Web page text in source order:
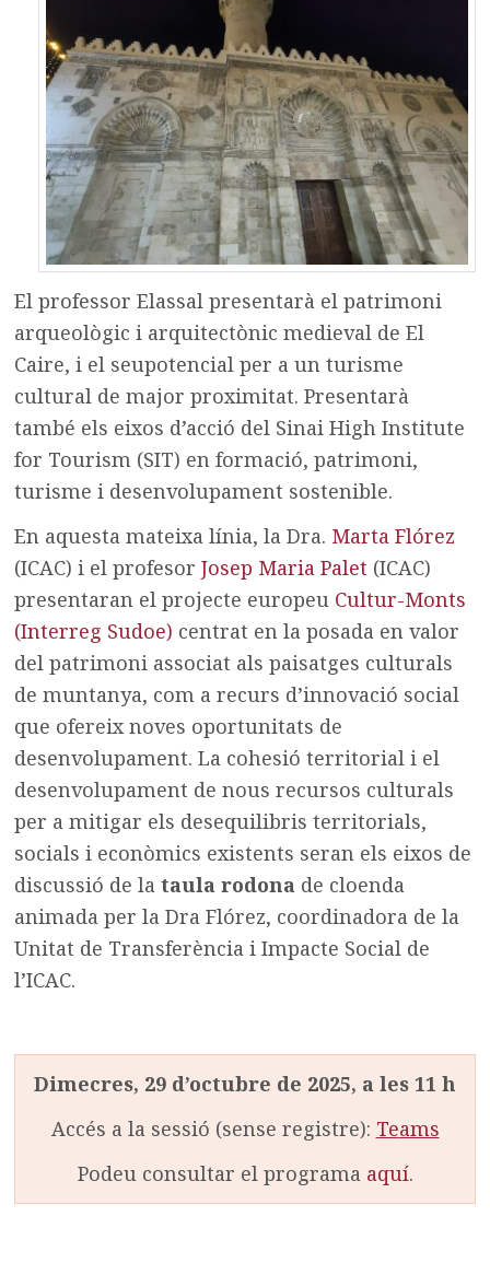
El professor Elassal presentarà el patrimoni
arqueològic i arquitectònic medieval de El
Caire, i el seupotencial per a un turisme
cultural de major proximitat. Presentarà
també els eixos d’acció del Sinai High Institute
for Tourism (SIT) en formació, patrimoni,
turisme i desenvolupament sostenible.
En aquesta mateixa línia, la Dra. Marta Flórez
(ICAC) i el profesorJosep Maria Palet (ICAC)
presentaran el projecte europeu Cultur-Monts
(Interreg Sudoe) centrat en la posada en valor
del patrimoni associat als paisatges culturals
de muntanya, com a recurs d’innovació social
que ofereix noves oportunitats de
desenvolupament. La cohesió territorial i el
desenvolupament de nous recursos culturals
per a mitigar els desequilibris territorials,
socials i econòmics existents seran els eixos de
discussió de lataula rodona de cloenda
animada per la Dra Flórez, coordinadora de la
Unitat de Transferència i Impacte Social de
l’ICAC.
Dimecres, 29 d’octubre de 2025, a les 11 h
Accés a la sessió (sense registre): Teams
Podeu consultar el programa aquí.